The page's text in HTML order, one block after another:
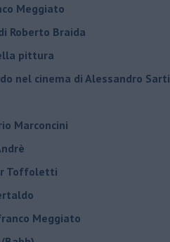
Meggiato
Roberto Braida
pittura
nel cinema di Alessandro Sarti
Marconcini
Toffoletti
Meggiato